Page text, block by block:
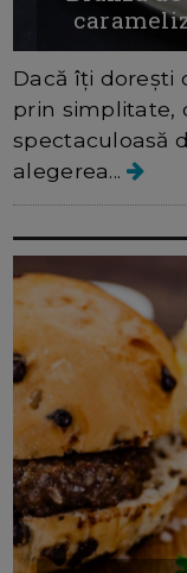
Dacă îți dorești
prin simplitate,
spectaculoasă
alegerea...